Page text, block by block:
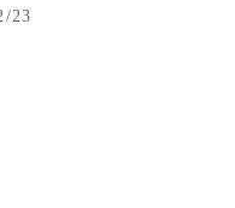
23